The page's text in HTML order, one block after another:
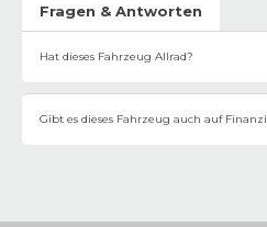
Fragen & Antworten
Hat dieses Fahrzeug Allrad?
Gibt es dieses Fahrzeug auch auf